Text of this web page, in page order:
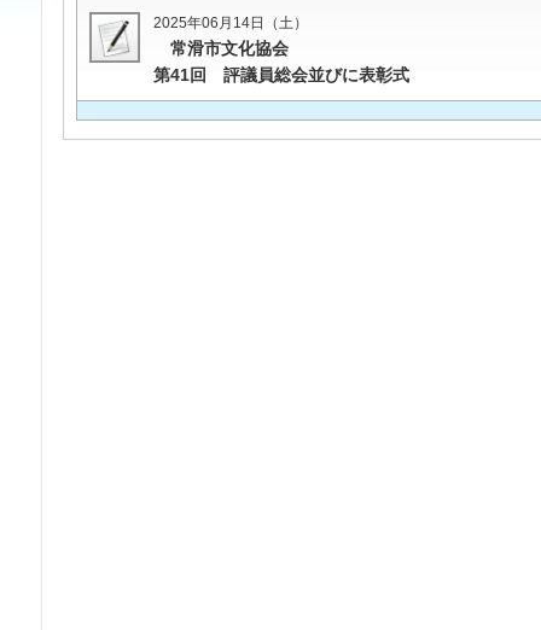
2025年06月14日（土）
常滑市文化協会
第41回 評議員総会並びに表彰式